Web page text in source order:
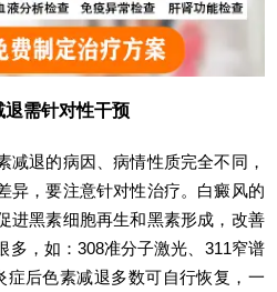
需针对性干预
退的病因、病情性质完全不同，
异，要注意针对性治疗。白癜风的
进黑素细胞再生和黑素形成，改善
多，如：308准分子激光、311窄谱
症后色素减退多数可自行恢复，一